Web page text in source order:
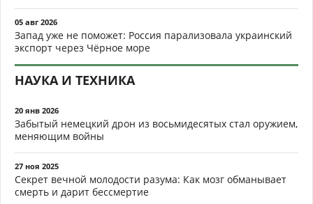
05 авг 2026
Запад уже не поможет: Россия парализовала украинский
экспорт через Чёрное море
НАУКА И ТЕХНИКА
20 янв 2026
Забытый немецкий дрон из восьмидесятых стал оружием,
меняющим войны
27 ноя 2025
Секрет вечной молодости разума: Как мозг обманывает
смерть и дарит бессмертие